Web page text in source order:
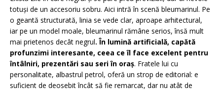
totuși de un accesoriu sobru. Aici intră în scenă bleumarinul. Pe
o geantă structurată, linia se vede clar, aproape arhitectural,
iar pe un model moale, bleumarinul rămâne serios, însă mult
mai prietenos decât negrul. În lumină artificială, capătă
profunzimi interesante, ceea ce îl face excelent pentru
întâlniri, prezentări sau seri în oraș. Fratele lui cu
personalitate, albastrul petrol, oferă un strop de editorial: e
suficient de deosebit încât să fie remarcat, dar nu atât de